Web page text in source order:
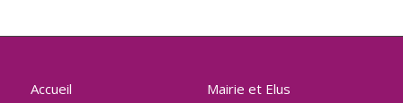
Accueil
Mairie et Elus